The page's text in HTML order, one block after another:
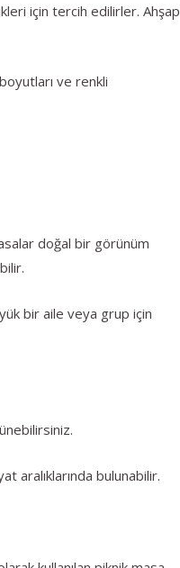
için tercih edilirler. Ahşap
ve renkli
doğal bir görünüm
bir aile veya grup için
aralıklarında bulunabilir.